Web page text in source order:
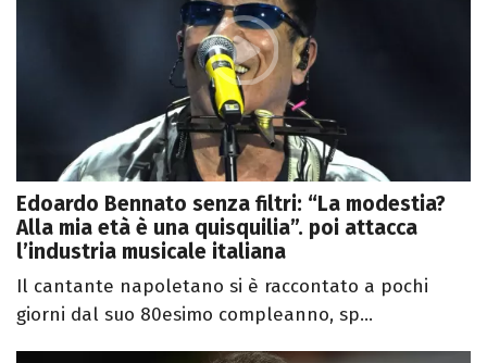
Edoardo Bennato senza filtri: “La modestia?
Alla mia età è una quisquilia”. poi attacca
l’industria musicale italiana
Il cantante napoletano si è raccontato a pochi
giorni dal suo 80esimo compleanno, sp...